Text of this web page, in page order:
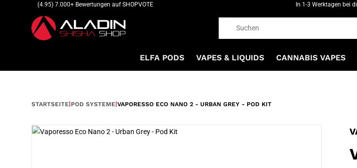
(4.95) 7.000+ Bewertungen auf SHOPVOTE In 1-3 Werktagen bei
ELFA PODS VAPES & LIQUIDS CANNABIS VAPES
STARTSEITE POD SYSTEME VAPORESSO ECO NANO 2 - URBAN GREY - POD KIT